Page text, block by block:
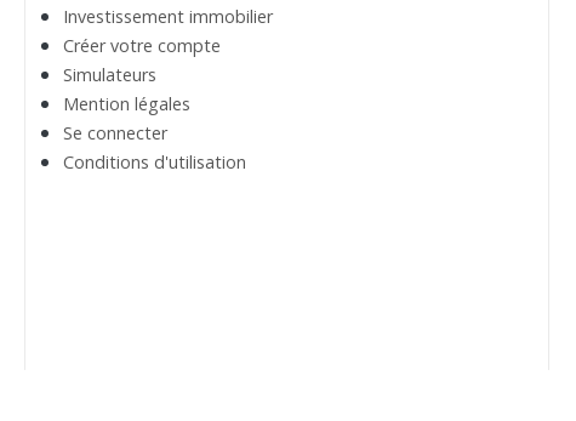
Investissement immobilier
Créer votre compte
Simulateurs
Mention légales
Se connecter
Conditions d'utilisation